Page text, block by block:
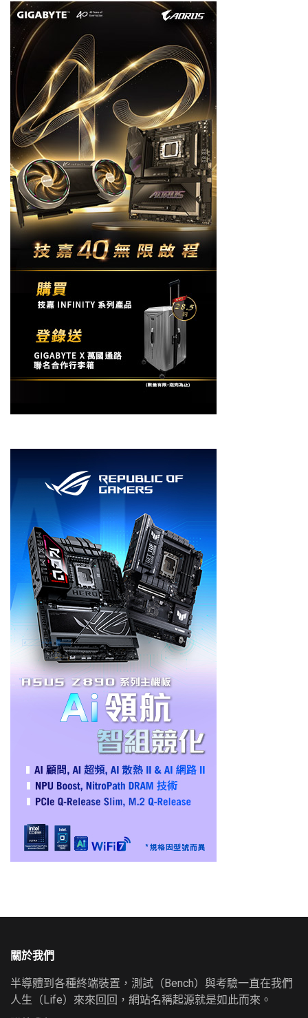
關於我們
半導體到各種終端裝置，測試（Bench）與考驗一直在我們
人生（Life）來來回回，網站名稱起源就是如此而來。